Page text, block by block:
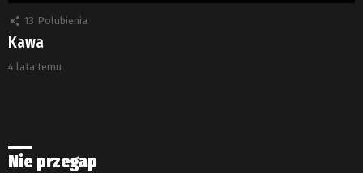
13 Polubienia
Kawa
4 lata temu
Nie przegap